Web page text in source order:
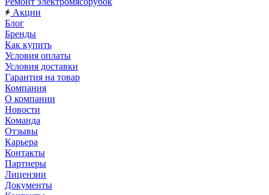
Акции
Блог
Бренды
Как купить
Условия оплаты
Условия доставки
Гарантия на товар
Компания
О компании
Новости
Команда
Отзывы
Карьера
Контакты
Партнеры
Лицензии
Документы